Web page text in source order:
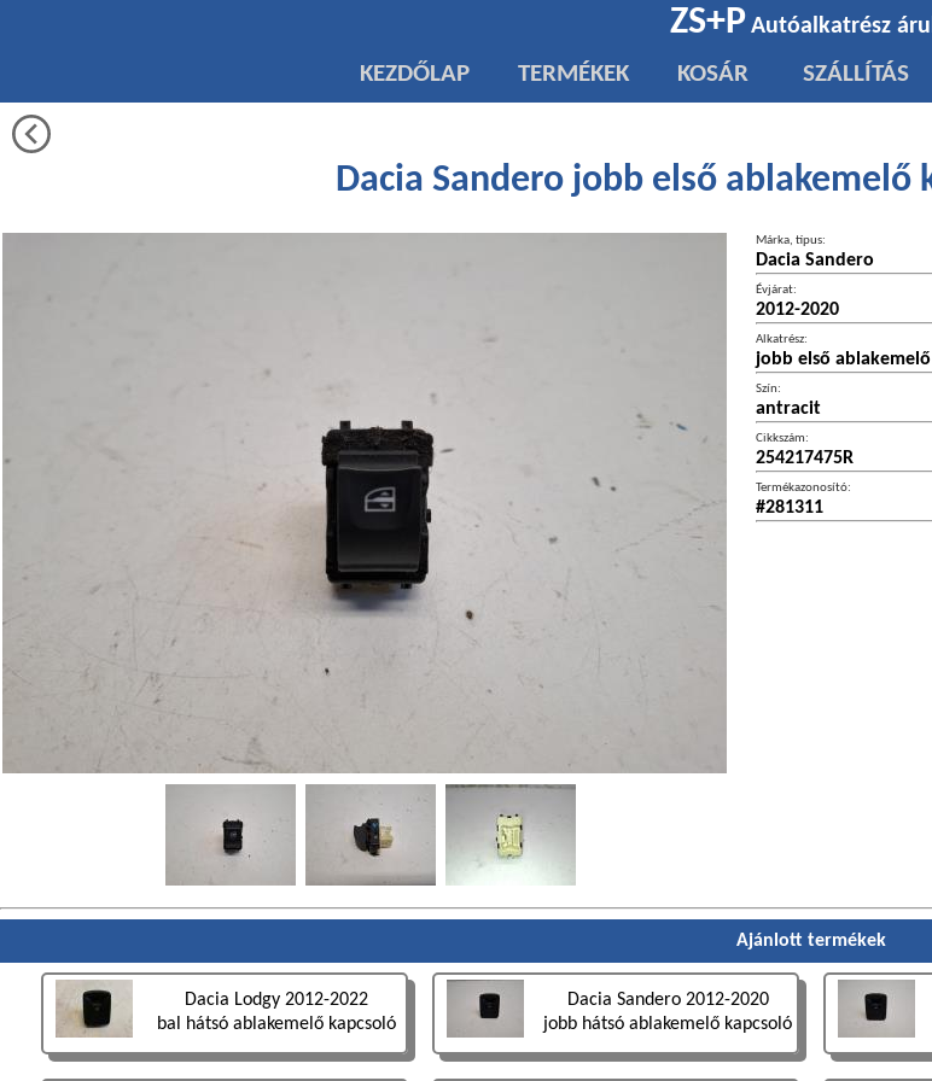
ZS+P Autóalkatrész
KEZDŐLAP TERMÉKEK KOSÁR SZÁLLÍTÁS
Dacia Sandero jobb első ablakemelő
Márka, típus:
Dacia Sandero
Évjárat:
2012-2020
Alkatrész:
jobb első
Szín:
antracit
Cikkszám:
254217475R
Termékazonosító:
#281311
Ajánlott termékek
Dacia Lodgy 2012-2022
bal hátsó ablakemelő kapcsoló
Dacia Sandero 2012-2020
jobb hátsó ablakemelő kapcsoló